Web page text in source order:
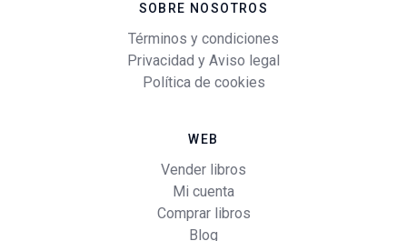
SOBRE NOSOTROS
Términos y condiciones
Privacidad y Aviso legal
Política de cookies
WEB
Vender libros
Mi cuenta
Comprar libros
Blog